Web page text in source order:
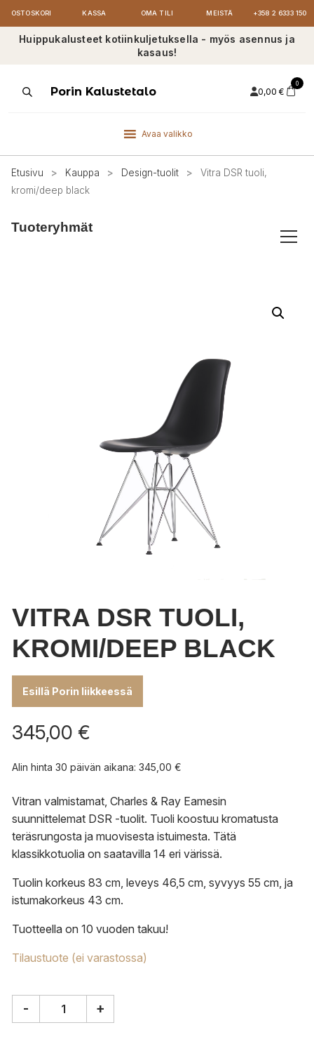
OSTOSKORI KASSA OMA TILI MEISTÄ +358 2 6333 150
Huippukalusteet kotiinkuljetuksella - myös asennus ja
kasaus!
ProductsPorin Kalustetalo 0,00 €
0
Avaa valikko
Etusivu > Kauppa > Design-tuolit >
Vitra DSR tuoli,
kromi/deep black
Tuoteryhmät
VITRA DSR TUOLI,
KROMI/DEEP BLACK
Esillä Porin liikkeessä
345,00 €
Alin hinta 30 päivän aikana: 345,00 €
Vitran valmistamat, Charles & Ray Eamesin
suunnittelemat DSR -tuolit. Tuoli koostuu kromatusta
teräsrungosta ja muovisesta istuimesta. Tätä
klassikkotuolia on saatavilla 14 eri värissä.
Tuolin korkeus 83 cm, leveys 46,5 cm, syvyys 55 cm, ja
istumakorkeus 43 cm.
Tuotteella on 10 vuoden takuu!
Tilaustuote (ei varastossa)
- +